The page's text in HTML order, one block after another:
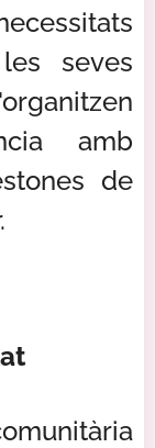
seves
amb
de